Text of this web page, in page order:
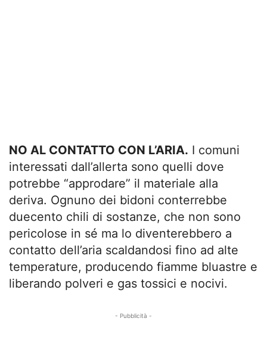
NO AL CONTATTO CON L’ARIA. I comuni
interessati dall’allerta sono quelli dove
potrebbe “approdare” il materiale alla
deriva. Ognuno dei bidoni conterrebbe
duecento chili di sostanze, che non sono
pericolose in sé ma lo diventerebbero a
contatto dell’aria scaldandosi fino ad alte
temperature, producendo fiamme bluastre e
liberando polveri e gas tossici e nocivi.
- Pubblicità -